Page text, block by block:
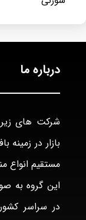
درباره ما
شرکت های زیر
بازار در
مستقیم انواع
این گروه به
در سراسر